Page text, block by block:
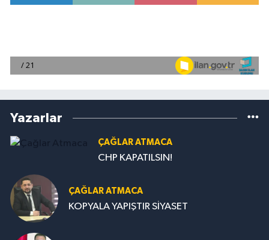
Yazarlar
ÇAĞLAR ATMACA
CHP KAPATILSIN!
ÇAĞLAR ATMACA
KOPYALA YAPIŞTIR SİYASET